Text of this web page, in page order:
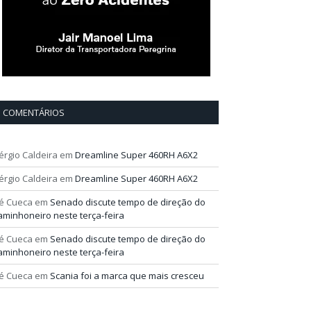
COMENTÁRIOS
Caldeira em Dreamline Super 460RH A6X2
Caldeira em Dreamline Super 460RH A6X2
Cueca em Senado discute tempo de direção do
neste terça-feira
Cueca em Senado discute tempo de direção do
neste terça-feira
Cueca em Scania foi a marca que mais cresceu